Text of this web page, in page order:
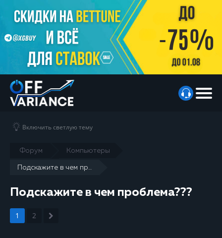
Форум Компьютеры
Подскажите в чем проблема???
Включить светлую тему
Подскажите в чем проблема???
1 2